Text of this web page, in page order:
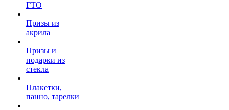
ГТО
Призы из
акрила
Призы и
подарки из
стекла
Плакетки,
панно, тарелки